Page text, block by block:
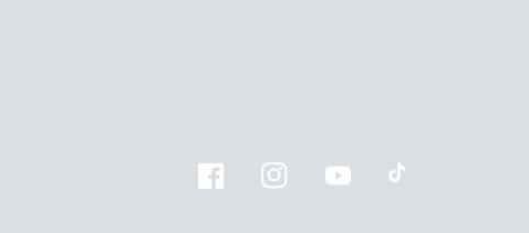
FacebookInstagramYouTubeTikTok